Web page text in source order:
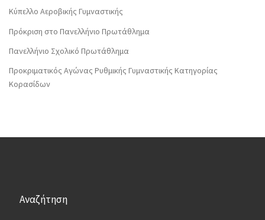
Κύπελλο Αεροβικής Γυμναστικής
Πρόκριση στο Πανελλήνιο Πρωτάθλημα
Πανελλήνιο Σχολικό Πρωτάθλημα
Προκριματικός Αγώνας Ρυθμικής Γυμναστικής Κατηγορίας
Κορασίδων
Αναζήτηση